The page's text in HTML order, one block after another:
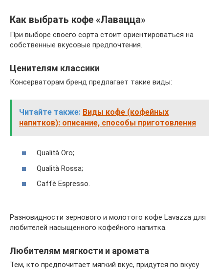
Как выбрать кофе «Лавацца»
При выборе своего сорта стоит ориентироваться на
собственные вкусовые предпочтения.
Ценителям классики
Консерваторам бренд предлагает такие виды:
Читайте также: Виды кофе (кофейных
напитков): описание, способы приготовления
Qualità Oro;
Qualità Rossa;
Caffè Espresso.
Разновидности зернового и молотого кофе Lavazza для
любителей насыщенного кофейного напитка.
Любителям мягкости и аромата
Тем, кто предпочитает мягкий вкус, придутся по вкусу